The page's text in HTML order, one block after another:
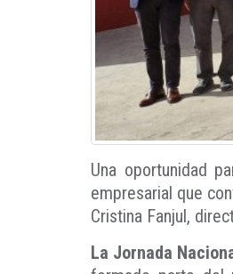
Una oportunidad
empresarial que
Cristina Fanjul,
La Jornada